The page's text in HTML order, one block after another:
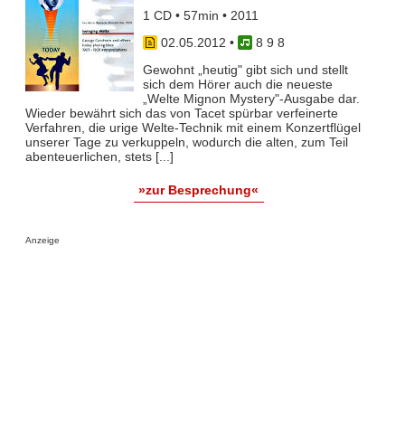
1 CD • 57min • 2011
02.05.2012 •
8 9 8
Gewohnt „heutig" gibt sich und stellt
sich dem Hörer auch die neueste
„Welte Mignon Mystery"-Ausgabe dar.
Wieder bewährt sich das von Tacet spürbar verfeinerte
Verfahren, die urige Welte-Technik mit einem Konzertflügel
unserer Tage zu verkuppeln, wodurch die alten, zum Teil
abenteuerlichen, stets [...]
»zur Besprechung«
Anzeige